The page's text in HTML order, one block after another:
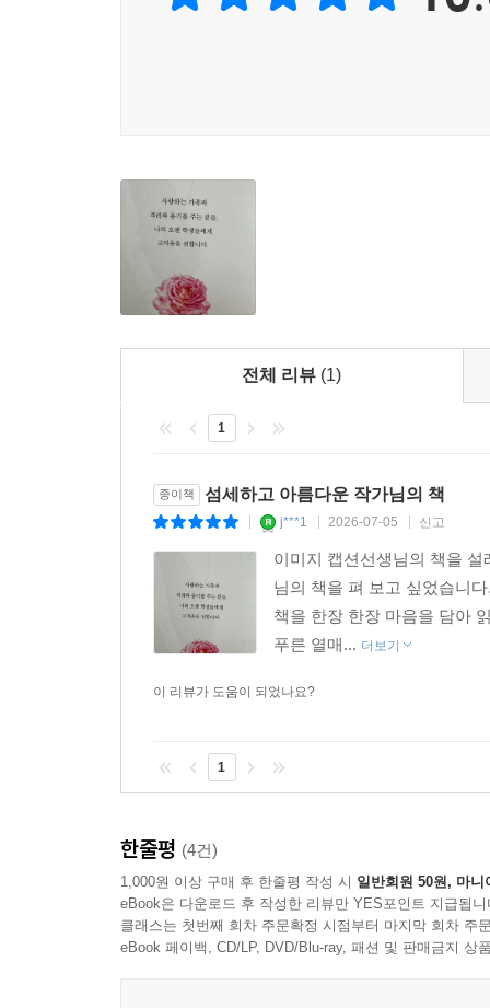
전체 리뷰 (1)
1
종이책 섬세하고 아름다운 작가님의 책
j***1 2026-07-05 신고
이미지 캡션선생님의 책을
님의 책을 펴 보고 싶었습니
책을 한장 한장 마음을 담아
푸른 열매... 더보기
이 리뷰가 도움이 되었나요?
1
한줄평 (4건)
1,000원 이상 구매 후 한줄평 작성 시 일반회원 50원, 마니
eBook은 다운로드 후 작성한 리뷰만 YES포인트 지급됩니
클래스는 첫번째 회차 주문확정 시점부터 마지막 회차 주
eBook 페이백, CD/LP, DVD/Blu-ray, 패션 및 판매금지 상